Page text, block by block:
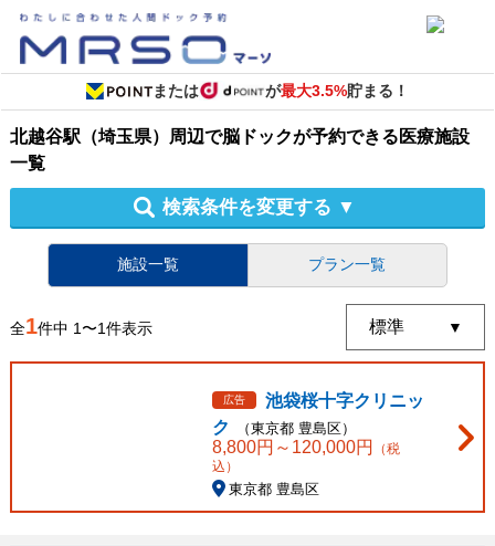
または が最大3.5%貯まる！
北越谷駅（埼玉県）周辺で脳ドックが予約できる医療施設
一覧
検索条件を変更する ▼
施設一覧 プラン一覧
全1件中 1〜1件表示
広告
池袋桜十字クリニッ
ク
（東京都 豊島区）
8,800円～ 120,000円
（税
込）
東京都 豊島区